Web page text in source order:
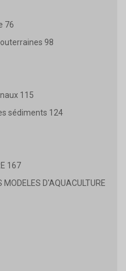
76
98
115
sédiments 124
167
D'AQUACULTURE